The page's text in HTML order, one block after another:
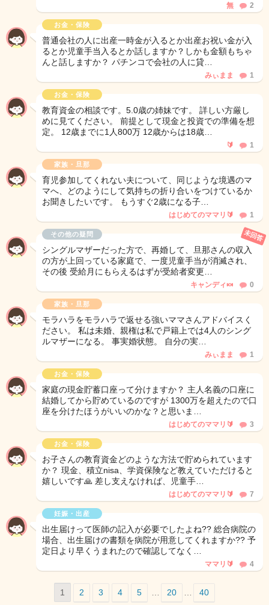
無 2
お金・保険
普通会社の人に出産一時金が入るとか出産お祝い金が入
るとか児童手当入るとか話しますか？しかも金額もちゃ
んと話しますか？ パチンコで会社の人に貸…
みぃまま 1
お金・保険
教育資金の相談です。5.0歳の姉妹です。 詳しい方厳し
めに見てください。 前提として現金と投資での準備を想
定。 12歳までに1人800万 12歳からは18歳…
🔰 1
家族・旦那
育児参加してくれない夫について、同じような境遇のマ
マへ、どのようにして気持ちの折り合いをつけているか
お聞きしたいです。 もうすぐ2歳になる子…
はじめてのママリ🔰 1
その他の疑問
シングルマザーだった方で、再婚して、旦那さんの収入
の方が上回っている家庭で、一度児童手当が消滅され、
その後 受給月にもらえるはずが受給者変更…
未回答
キャンディ🍬 0
家族・旦那
モラハラをモラハラで返せる強いママさんアドバイスく
ださい。 私は未婚、親権は私で戸籍上では4人のシング
ルマザーになる。 事実婚状態。 自分の実…
みぃまま 1
お金・保険
家庭の現金貯蓄口座って分けますか？ 主人名義の口座に
結婚してから貯めているのですが 1300万を超えたので口
座を分けたほうがいいのかな？と思いま…
はじめてのママリ🔰 3
お金・保険
お子さんの教育資金どのような方法で貯められています
か？ 現金、積立nisa、学資保険など教えていただけると
嬉しいです🙏 差し支えなければ、児童手…
はじめてのママリ🔰 7
妊娠・出産
出生届けって医師の記入が必要でしたよね?? 総合病院の
場合、出生届けの書類を病院が用意してくれますか?? 予
定日より早くうまれたので確認してなく…
ママリ🔰 4
1 2 3 4 5 20 40